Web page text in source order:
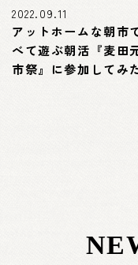
2022.09.11
アットホームな朝市
べて遊ぶ朝活『麦田
市祭』に参加してみ